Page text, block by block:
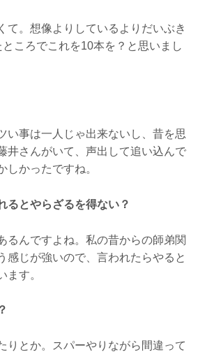
て。想像よりしているよりだいぶき
ころでこれを10本を？と思いまし
い事は一人じゃ出来ないし、昔を思
井さんがいて、声出して追い込んで
しかったですね。
るとやらざるを得ない？
るんですよね。私の昔からの師弟関
感じが強いので、言われたらやると
ます。
りとか。スパーやりながら間違って